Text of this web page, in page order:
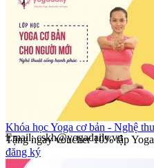
Khóa học Yoga cơ bản - Nghệ
Tặng ngay voucher 10% tập
đăng ký
Trụ sở giao dịch và đào tạo:
45, Đường D5, Phường 25,
Trụ sở chính:Lầu 17-11 Tầng
Khởi, 72 Lê Thánh Tôn, P.Bến
(Vui lòng gọi hotline để
- Tư vấn học HLV Yoga 200H:
- Tư vấn học HLV Yoga 300H
Email: cskh@yogadaily.vn
---